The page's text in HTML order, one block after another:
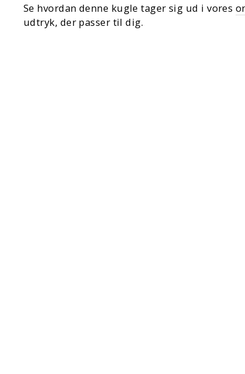
Se hvordan denne kugle tager sig ud i vores
udtryk, der passer til dig.